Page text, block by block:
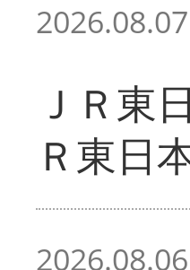
2026.08.07
ＪＲ東
Ｒ東日
2026.08.06